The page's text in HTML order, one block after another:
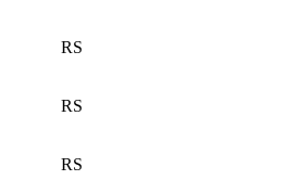
RS
RS
RS